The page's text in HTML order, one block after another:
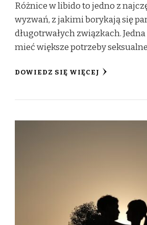
Różnice w libido to jedno z
wyzwań, z jakimi borykają się
długotrwałych związkach.
mieć większe potrzeby
DOWIEDZ SIĘ WIĘCEJ